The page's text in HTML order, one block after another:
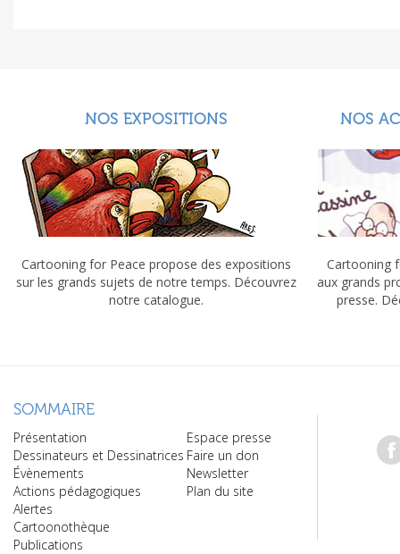
NOS EXPOSITIONS
Cartooning for Peace propose des expositions
sur les grands sujets de notre temps. Découvrez
notre catalogue.
NOS
Cartooning
aux grands
presse.
SOMMAIRE
Présentation
Dessinateurs et Dessinatrices
Évènements
Actions pédagogiques
Alertes
Cartoonothèque
Publications
Espace presse
Faire un don
Newsletter
Plan du site